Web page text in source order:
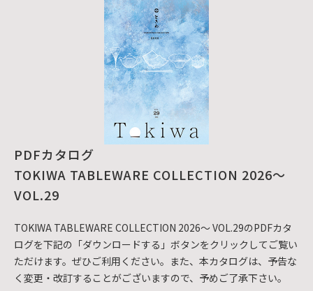
PDFカタログ
TOKIWA TABLEWARE COLLECTION 2026～
VOL.29
TOKIWA TABLEWARE COLLECTION 2026～ VOL.29のPDFカタ
ログを下記の「ダウンロードする」ボタンをクリックしてご覧い
ただけます。ぜひご利用ください。また、本カタログは、予告な
く変更・改訂することがございますので、予めご了承下さい。